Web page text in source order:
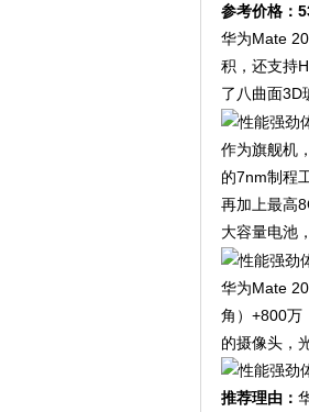
参考价格：
华为Mate
积，还支持
了八曲面3D
作为旗舰机
的7nm制程
再加上最高
大容量电池
华为Mate
角）+800万
的摄像头，
推荐理由：